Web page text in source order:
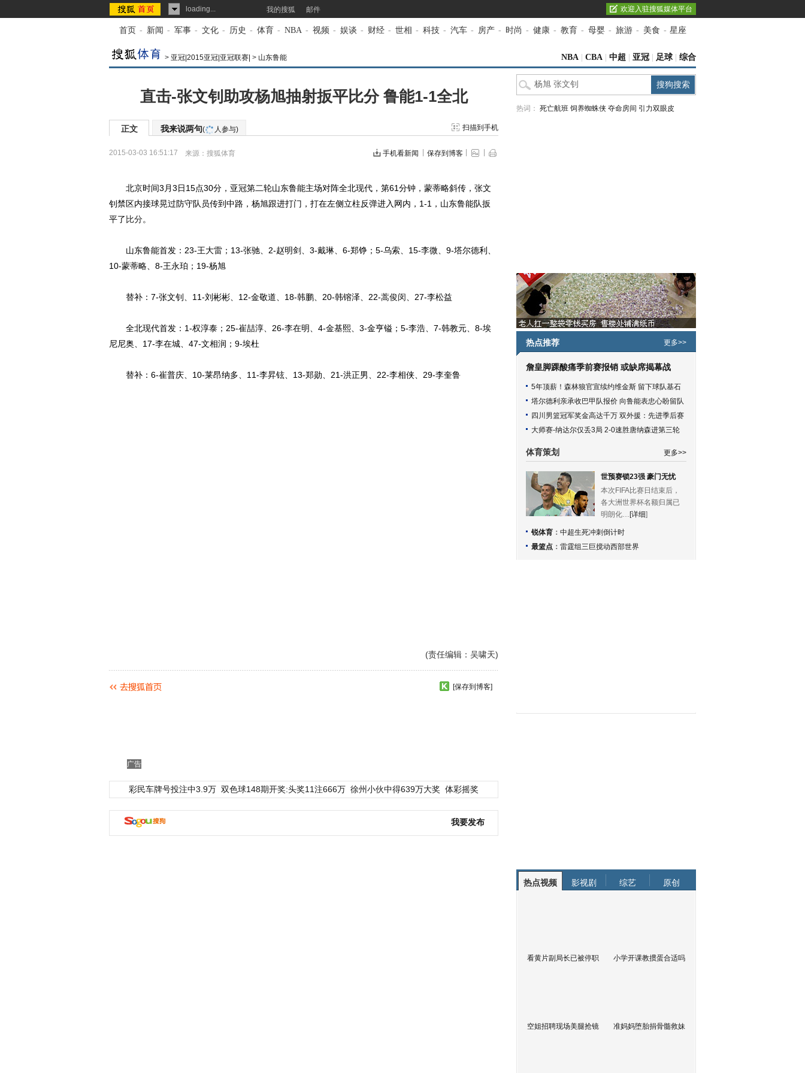
loading... 我的搜狐 邮件 欢迎入驻搜狐媒体平台
首页 - 新闻 - 军事 - 文化 - 历史 - 体育 - NBA - 视频 - 娱谈 - 财经 - 世相 - 科技 - 汽车 - 房产 - 时尚 - 健康 - 教育 - 母婴 - 旅游 - 美食 - 星座
> 亚冠|2015亚冠|亚冠联赛| > 山东鲁能 NBA CBA 中超 亚冠 足球 综合
直击-张文钊助攻杨旭抽射扳平比分 鲁能1-1全北
正文 我来说两句( 人参与) 扫描到手机
2015-03-03 16:51:17 来源： 搜狐体育 手机看新闻 保存到博客
北京时间3月3日15点30分，亚冠第二轮山东鲁能主场对阵全北现代，第61分钟，蒙蒂略斜传，张文
钊禁区内接球晃过防守队员传到中路，杨旭跟进打门，打在左侧立柱反弹进入网内，1-1，山东鲁能队扳
平了 比分。
山东鲁能首发：23-王大雷；13-张驰、2-赵明剑、3-戴琳、6-郑铮；5-乌索、15-李微、9-塔尔德利、
10-蒙蒂略、8-王永珀；19-杨旭
替补：7-张文钊、11-刘彬彬、12-金敬道、18-韩鹏、20-韩镕泽、22-蒿俊闵 、27-李松益
全北现代首发：1-权淳泰；25-崔喆淳、26-李在明、4-金基熙、3-金亨镒；5-李浩、7-韩教元、8-埃
尼尼奥、17-李在城、47-文相润；9-埃杜
替补：6-崔普庆、10-莱昂纳多、11-李昇铉、13-郑勋、21-洪正男、22-李相侠、29-李奎鲁
(责任编辑：吴啸天)
[保存到博客]
广告
彩民车牌号投注中3.9万 双色球148期开奖:头奖11注666万 徐州小伙中得639万大奖 体彩摇奖
我要发布
热词： 死亡航班 饲养蜘蛛侠 夺命房间 引力双眼皮
热点推荐 更多>>
詹皇脚踝酸痛季前赛报销 或缺席揭幕战
5年顶薪！森林狼官宣续约维金斯 留下球队基石
塔尔德利亲承收巴甲队报价 向鲁能表忠心盼留队
四川男篮冠军奖金高达千万 双外援：先进季后赛
大师赛-纳达尔仅丢3局 2-0速胜唐纳森进第三轮
体育策划 更多>>
世预赛锁23强 豪门无忧
本次FIFA比赛日结束后，
各大洲世界杯名额归属已
明朗化… [详细]
锐体育 ： 中超生死冲刺倒计时
最篮点 ： 雷霆组三巨搅动西部世界
热点视频 影视剧 综艺 原创
看黄片副局长已被停职 小学开课教掼蛋合适吗
空姐招聘现场美腿抢镜 准妈妈堕胎捐骨髓救妹